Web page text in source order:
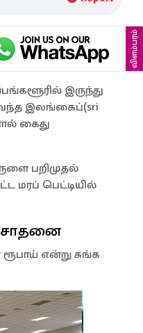
விளம்பரம்
இருந்து
இலங்கைப்(sri
கைது
பறிமுதல்
மரப் பெட்டியில்
சோதனை
என்று சுங்க